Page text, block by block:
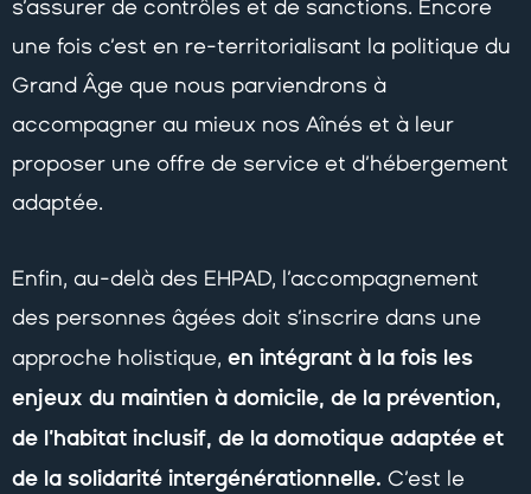
s’assurer de contrôles et de sanctions. Encore
une fois c’est en re-territorialisant la politique du
Grand Âge que nous parviendrons à
accompagner au mieux nos Aînés et à leur
proposer une offre de service et d’hébergement
adaptée.
Enfin, au-delà des EHPAD, l’accompagnement
des personnes âgées doit s’inscrire dans une
approche holistique, en intégrant à la fois les
enjeux du maintien à domicile, de la prévention,
de l’habitat inclusif, de la domotique adaptée et
de la solidarité intergénérationnelle. C’est le